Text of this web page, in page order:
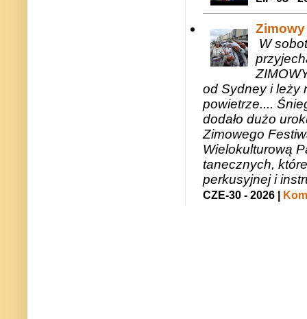
W
od Sydney i leży
powietrze....
dodało dużo
Zimowego
Wielokulturową
tanecznych,
perkusyjnej i
CZE-30 - 2026 |